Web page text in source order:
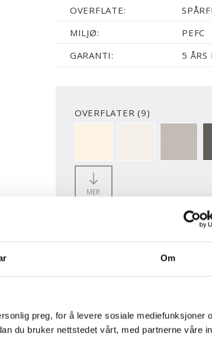
Om
preg, for å levere sosiale mediefunksjoner
du bruker nettstedet vårt, med partnerne våre
OVERFLATE:
MILJØ:
PEFC
GARANTI:
5 ÅRS
OVERFLATER (9)
MER